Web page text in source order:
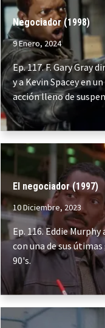
Negociador (1998)
9 Enero, 2024
Ep. 117. F. Gary Gray
y a Kevin Spacey en
acción lleno de
El negociador (1997)
10 Diciembre, 2023
Ep. 116. Eddie
con una de sus
90's.